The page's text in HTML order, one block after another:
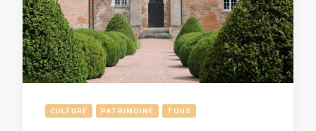
CULTURE PATRIMOINE TOUS